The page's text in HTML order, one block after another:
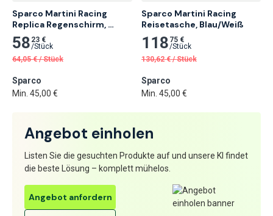
Angebot einholen
Listen Sie die gesuchten Produkte auf und unsere KI findet
die beste Lösung – komplett mühelos.
Angebot anfordern
Sparco Martini Racing
Replica Regenschirm,
Mehrfarbig
58 23 €
/Stück
64,05 € /Stück
Sparco
Min. 45,00 €
Sparco Martini Racing
Reisetasche, Blau/Weiß
118 75 €
/Stück
130,62 € /Stück
Sparco
Min. 45,00 €